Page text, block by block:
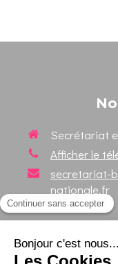
Secrétariat
Afficher le
secretariat-
nationale.fr
Suivez